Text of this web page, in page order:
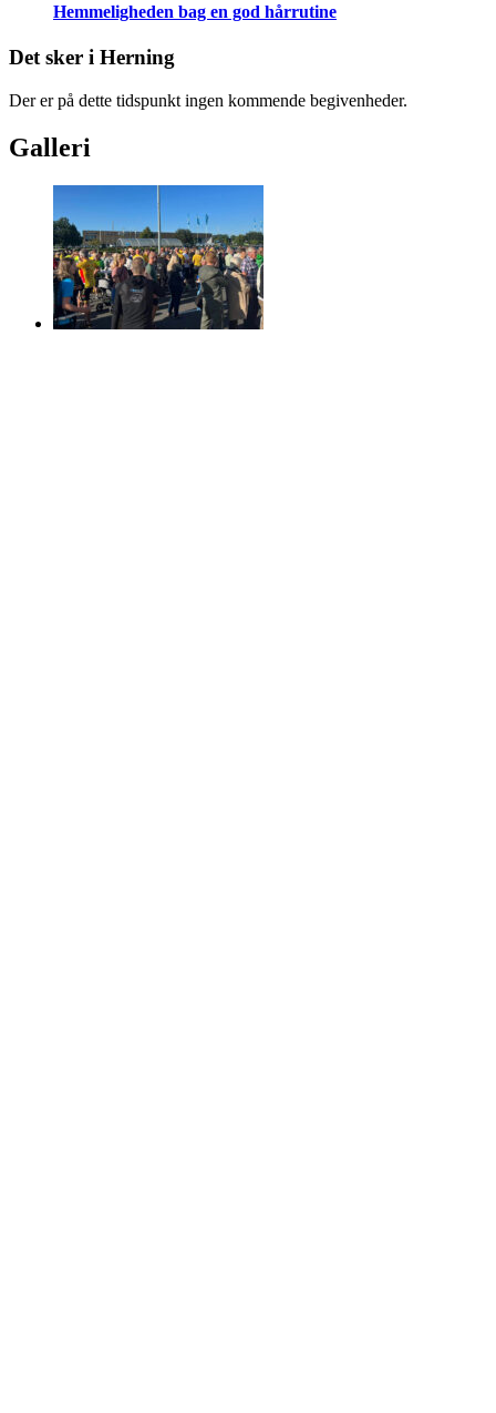
Hemmeligheden bag en god hårrutine
Det sker i Herning
Der er på dette tidspunkt ingen kommende begivenheder.
Galleri